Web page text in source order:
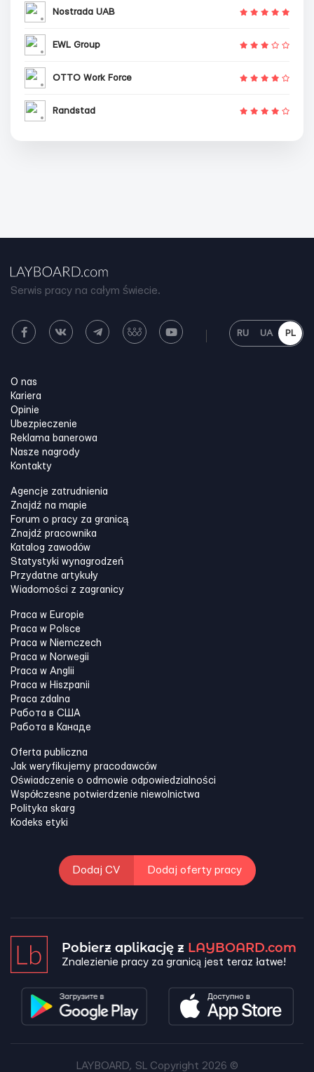
Nostrada UAB
EWL Group
OTTO Work Force
Randstad
Serwis pracy na całym świecie.
RU UA PL
O nas
Kariera
Opinie
Ubezpieczenie
Reklama banerowa
Nasze nagrody
Kontakty
Agencje zatrudnienia
Znajdź na mapie
Forum o pracy za granicą
Znajdź pracownika
Katalog zawodów
Statystyki wynagrodzeń
Przydatne artykuły
Wiadomości z zagranicy
Praca w Europie
Praca w Polsce
Praca w Niemczech
Praca w Norwegii
Praca w Anglii
Praca w Hiszpanii
Praca zdalna
Работа в США
Работа в Канадe
Oferta publiczna
Jak weryfikujemy pracodawców
Oświadczenie o odmowie odpowiedzialności
Współczesne potwierdzenie niewolnictwa
Polityka skarg
Kodeks etyki
Dodaj CV Dodaj oferty pracy
Pobierz aplikację z LAYBOARD.com
Znalezienie pracy za granicą jest teraz łatwe!
LAYBOARD, SL Copyright 2026 ©